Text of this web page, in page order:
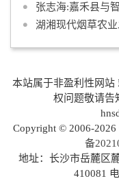
张志海:嘉禾县与
湖湘现代烟草农
本站属于非盈利性网站
权问题敬请告
Copyright © 2006-
备
地址：长沙市岳麓区
410081